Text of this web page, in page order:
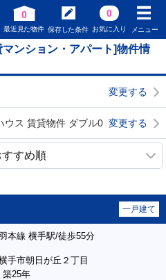
0
最近見た物件 保存した条件
0
お気に入り メニュー
ンション・アパート]物件情
変更する
ウス 賃貸物件 ダブル0 変更する
一戸建て
本線 横手駅/徒歩55分
手市朝日が丘２丁目
築25年